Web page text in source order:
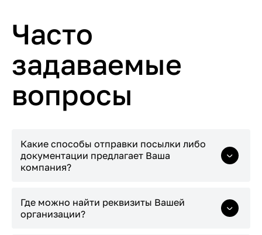
Часто
задаваемые
вопросы
Какие способы отправки посылки либо
документации предлагает Ваша
компания?
Logistic Kazakhstan» можно по телефону
(747) 575-40-00
Где можно найти реквизиты Вашей
организации?